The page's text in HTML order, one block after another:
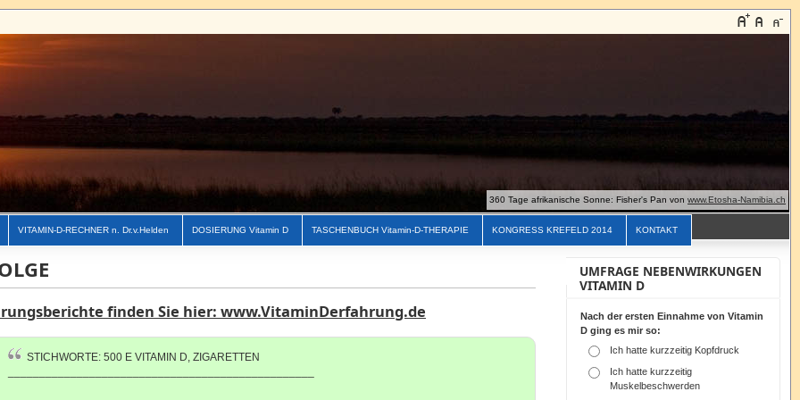
360 Tage afrikanische Sonne: Fisher's Pan von www.Etosha-Namibia.ch
VITAMIN-D-RECHNER n. Dr.v.Helden DOSIERUNG Vitamin D TASCHENBUCH Vitamin-D-THERAPIE KONGRESS KREFELD 2014 KONTAKT
finden Sie hier: www.VitaminDerfahrung.de
STICHWORTE: 500 E VITAMIN D, ZIGARETTEN
UMFRAGE NEBENWIRKUNGEN
VITAMIN D
Nach der ersten Einnahme von Vitamin
D ging es mir so:
Ich hatte kurzzeitig Kopfdruck
Ich hatte kurzzeitig
Muskelbeschwerden